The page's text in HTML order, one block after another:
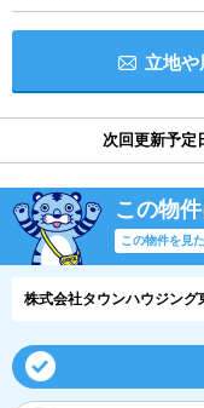
立地や
次回更新予定
この物
この物件を見
株式会社タウンハウジング